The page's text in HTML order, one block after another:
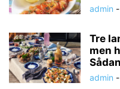
admin -
Tre
men
admin -